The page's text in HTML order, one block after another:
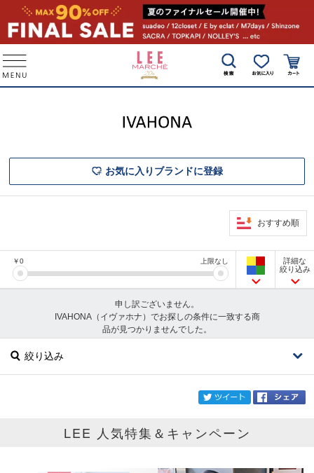
お気に入りブランドに登録
おすすめ順
￥0 上限なし
詳細な
絞り込み
申し訳ございません。
IVAHONA（イヴァホナ）でお探しの条件に一致する商
品が見つかりませんでした。
絞り込み
LEE 人気特集＆キャンペーン